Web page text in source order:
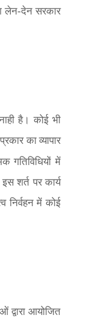
लेन-देन सरकार
है। कोई भी
का व्यापार
गतिविधियों में
शर्त पर कार्य
निर्वहन में कोई
आयोजित